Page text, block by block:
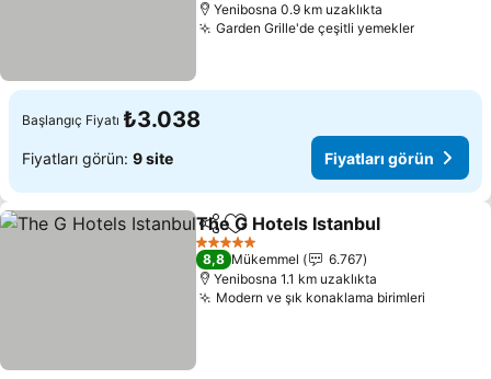
Yenibosna 0.9 km uzaklıkta
Garden Grille'de çeşitli yemeklerFiyatları
Başlangıç Fiyatı ₺3.038
Fiyatları görün: 9 site Fiyatları görün
PaylaşFavorilerime ekle
The G Hotels Istanbul
5 Yıldız
8,8 Mükemmel
6.767
Yenibosna 1.1 km uzaklıkta
Modern ve şık konaklama birimleri